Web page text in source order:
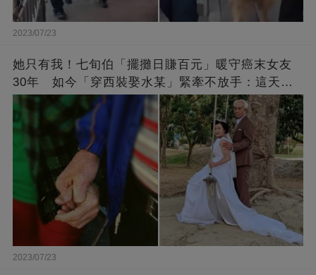
2023/07/23
她只有我！七旬伯「擺攤日賺百元」暖守癌末女友
30年 如今「穿西裝娶水某」緊牽不放手：這天等
了好久
2023/07/23